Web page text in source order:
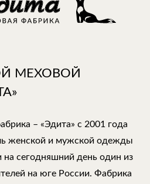
МЕХОВОЙ
– «Эдита» с 2001 года
женской и мужской одежды
сегодняшний день один из
на юге России. Фабрика